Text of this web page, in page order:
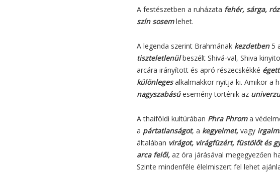
A festészetben a ruházata fehér, sárga,
szín sosemlehet.
A legenda szerint Brahmának kezdetben5
tiszteletlenülbeszélt Shivá-val, Shiva
arcára irányított és apró részecskékké
különlegesalkalmakkor nyitja ki. Amikor a
nagyszabásúesemény történik az
A thaiföldi kultúrában Phra Phroma
a pártatlanságot, a kegyelmet, vagy
általában virágot, virágfüzért, füstölőt és
arca felől, az óra járásával megegyezően
Szinte mindenféle élelmiszert fel lehet